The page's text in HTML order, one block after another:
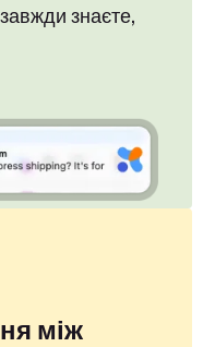
знаєте,
між